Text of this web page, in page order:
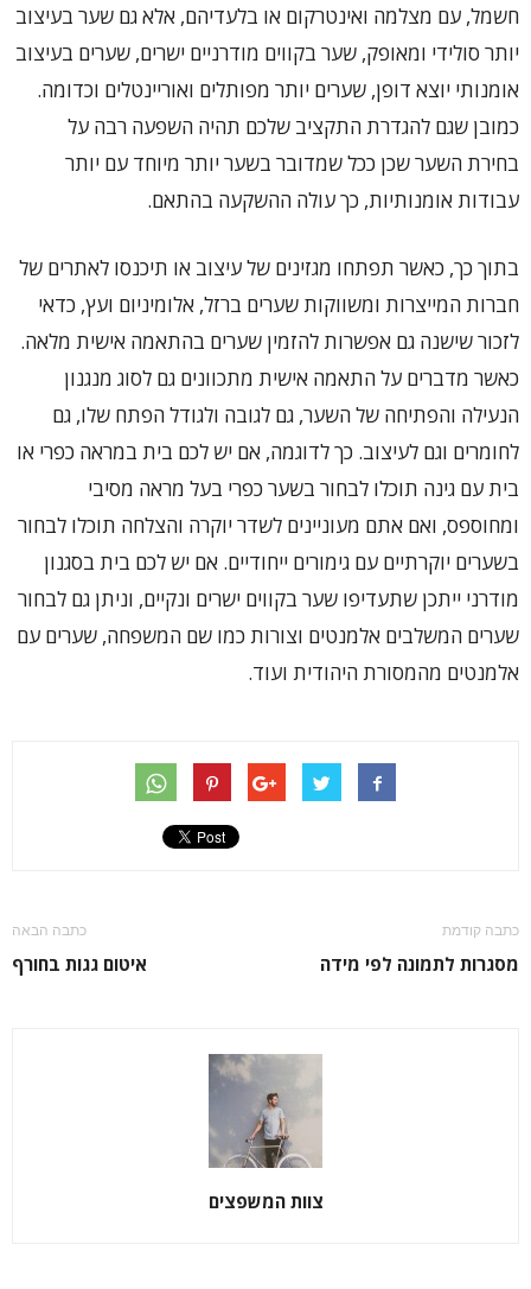
חשמל, עם מצלמה ואינטרקום או בלעדיהם, אלא גם שער בעיצוב
יותר סולידי ומאופק, שער בקווים מודרניים ישרים, שערים בעיצוב
אומנותי יוצא דופן, שערים יותר מפותלים ואוריינטלים וכדומה.
כמובן שגם להגדרת התקציב שלכם תהיה השפעה רבה על
בחירת השער שכן ככל שמדובר בשער יותר מיוחד עם יותר
עבודות אומנותיות, כך עולה ההשקעה בהתאם.
בתוך כך, כאשר תפתחו מגזינים של עיצוב או תיכנסו לאתרים של
חברות המייצרות ומשווקות שערים ברזל, אלומיניום ועץ, כדאי
לזכור שישנה גם אפשרות להזמין שערים בהתאמה אישית מלאה.
כאשר מדברים על התאמה אישית מתכוונים גם לסוג מנגנון
הנעילה והפתיחה של השער, גם לגובה ולגודל הפתח שלו, גם
לחומרים וגם לעיצוב. כך לדוגמה, אם יש לכם בית במראה כפרי או
בית עם גינה תוכלו לבחור בשער כפרי בעל מראה מסיבי
ומחוספס, ואם אתם מעוניינים לשדר יוקרה והצלחה תוכלו לבחור
בשערים יוקרתיים עם גימורים ייחודיים. אם יש לכם בית בסגנון
מודרני ייתכן שתעדיפו שער בקווים ישרים ונקיים, וניתן גם לבחור
שערים המשלבים אלמנטים וצורות כמו שם המשפחה, שערים עם
אלמנטים מהמסורת היהודית ועוד.
כתבה קודמת
מסגרות לתמונה לפי מידה
כתבה הבאה
איטום גגות בחורף
צוות המשפצים